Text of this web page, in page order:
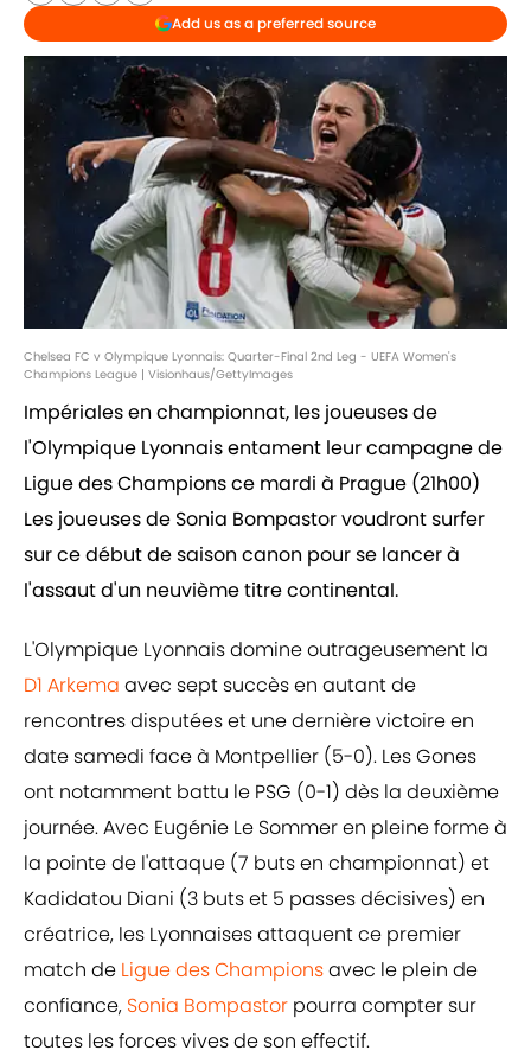
Add us as a preferred source
Chelsea FC v Olympique Lyonnais: Quarter-Final 2nd Leg - UEFA Women's
Champions League | Visionhaus/GettyImages
Impériales en championnat, les joueuses de
l'Olympique Lyonnais entament leur campagne de
Ligue des Champions ce mardi à Prague (21h00)
Les joueuses de Sonia Bompastor voudront surfer
sur ce début de saison canon pour se lancer à
l'assaut d'un neuvième titre continental.
L'Olympique Lyonnais domine outrageusement la
D1 Arkema avec sept succès en autant de
rencontres disputées et une dernière victoire en
date samedi face à Montpellier (5-0). Les Gones
ont notamment battu le PSG (0-1) dès la deuxième
journée. Avec Eugénie Le Sommer en pleine forme à
la pointe de l'attaque (7 buts en championnat) et
Kadidatou Diani (3 buts et 5 passes décisives) en
créatrice, les Lyonnaises attaquent ce premier
match de Ligue des Championsavec le plein de
confiance, Sonia Bompastor pourra compter sur
toutes les forces vives de son effectif.